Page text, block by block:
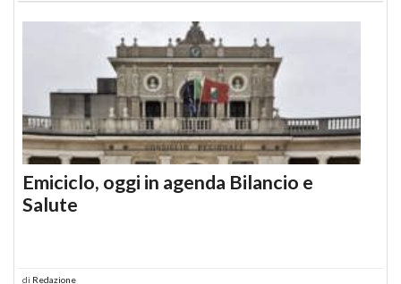
Emiciclo, oggi in agenda Bilancio e
Salute
di Redazione